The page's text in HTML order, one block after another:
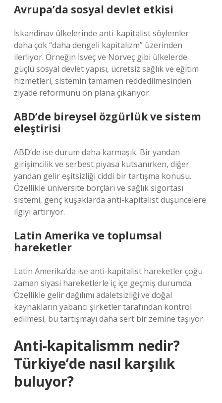
Avrupa’da sosyal devlet etkisi
İskandinav ülkelerinde anti-kapitalist söylemler
daha çok “daha dengeli kapitalizm” üzerinden
ilerliyor. Örneğin İsveç ve Norveç gibi ülkelerde
güçlü sosyal devlet yapısı, ücretsiz sağlık ve eğitim
hizmetleri, sistemin tamamen reddedilmesinden
ziyade reformunu ön plana çıkarıyor.
ABD’de bireysel özgürlük ve sistem
eleştirisi
ABD’de ise durum daha karmaşık. Bir yandan
girişimcilik ve serbest piyasa kutsanırken, diğer
yandan gelir eşitsizliği ciddi bir tartışma konusu.
Özellikle üniversite borçları ve sağlık sigortası
sistemi, genç kuşaklarda anti-kapitalist düşüncelere
ilgiyi artırıyor.
Latin Amerika ve toplumsal
hareketler
Latin Amerika’da ise anti-kapitalist hareketler çoğu
zaman siyasi hareketlerle iç içe geçmiş durumda.
Özellikle gelir dağılımı adaletsizliği ve doğal
kaynakların yabancı şirketler tarafından kontrol
edilmesi, bu tartışmayı daha sert bir zemine taşıyor.
Anti-kapitalismm nedir?
Türkiye’de nasıl karşılık
buluyor?